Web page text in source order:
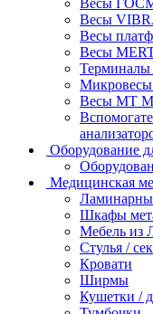
Весы
Весы
Весы
Терминалы
Весы MT
Оборудование
Медицинская
Шкафы
Мебель из
Стулья /
Кровати
Ширмы
Кушетки /